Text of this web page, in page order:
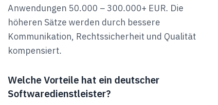
Anwendungen 50.000 – 300.000+ EUR. Die
höheren Sätze werden durch bessere
Kommunikation, Rechtssicherheit und Qualität
kompensiert.
Welche Vorteile hat ein deutscher
Softwaredienstleister?